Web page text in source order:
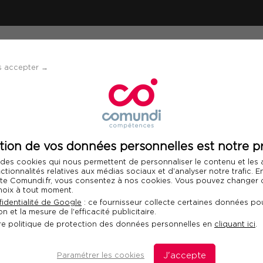
accepter →
de vos données personnelles est notre
cookies qui nous permettent de personnaliser le contenu et les
relatives aux médias sociaux et d'analyser notre trafic.
Comundi.fr, vous consentez à nos cookies. Vous pouvez changer
à tout moment.
de Google : ce fournisseur collecte certaines données
et la mesure de l'efficacité publicitaire.
politique de protection des données personnelles en cliquant ici.
Paramétrer les cookies J'accepte
certifiant RH : Elaboration et suivi des outils de pilotage RH
Télécharger le programme
: Elaboration et
RH
RH